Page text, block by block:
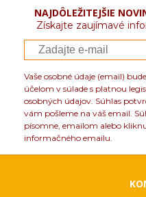
NAJDÔLEŽITEJŠIE
Získajte zaujímavé
Vaše osobné údaje (email)
účelom v súlade s platnou
osobných údajov. Súhlas
vám pošleme na váš email.
písomne, emailom alebo
informačného emailu.